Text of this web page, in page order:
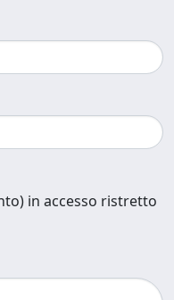
in accesso ristretto